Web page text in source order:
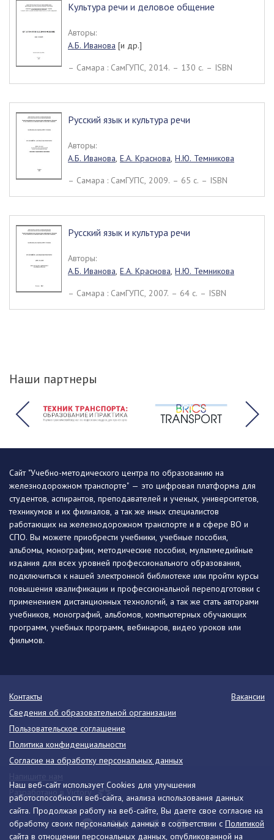
Культура речи и деловое общение
Авторы:
А.Б. Иванова [и др.]
– Самара : СамГУПС, 2014. – 130 c. – ISBN
Русский язык и культура речи
Авторы:
А.Б. Иванова, Е.А. Краснова, Н.Ю. Темникова
– Самара : СамГУПС, 2009. – 65 c. – ISBN
Русский язык и культура речи
Авторы:
А.Б. Иванова, Е.А. Краснова, Н.Ю. Темникова
– Самара : СамГУПС, 2007. – 64 c. – ISBN
Наши партнеры
Наш веб-сайт использует Cookies для улучшения
работоспособности веб-сайта, анализа использования данных
сайта. Продолжая работу на веб-сайте, Вы даете свое согласие на
обработку своих персональных данных в соответствии с Политикой
сайта в отношении персональных данных, опубликованной на
Сайт "Учебно-методического центра по образованию на
железнодорожном транспорте" — это цифровая платформа для
студентов, аспирантов, преподавателей и ученых, университетов,
техникумов и их филиалов, а так же иных специалистов
работающих на железнодорожном транспорте и в сфере ВО и
СПО. Вы можете приобрести учебники, учебные пособия,
альбомы, монографии, методические пособия, мультимедийные
издания для всех уровней профессионального образования,
подключиться к нашей электронной библиотеке или пройти курсы
повышения квалификации и профессиональной переподготовки с
применением дистанционных технологий, а так же стать авторами
учебников, монографий, альбомов, компьютерных обучающих
программ, учебных программ, вебинаров, видео уроков или
фильмов.
Контакты
Вакансии
Сведения об образовательной организации
Пользовательское соглашение
Политика конфиденциальности
Согласие на обработку персональных данных
Разработано в Victory